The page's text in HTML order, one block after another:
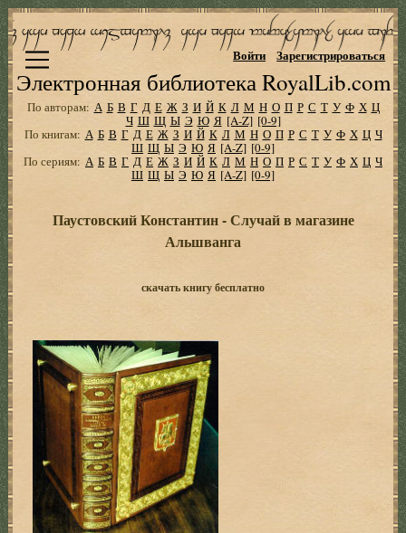
Электронная библиотека RoyalLib.com
Войти Зарегистрироваться
По авторам: А Б В Г Д Е Ж З И Й К Л М Н О П Р С Т У Ф Х Ц
Ч Ш Щ Ы Э Ю Я [A-Z] [0-9]
По книгам: А Б В Г Д Е Ж З И Й К Л М Н О П Р С Т У Ф Х Ц Ч
Ш Щ Ы Э Ю Я [A-Z] [0-9]
По сериям: А Б В Г Д Е Ж З И Й К Л М Н О П Р С Т У Ф Х Ц Ч
Ш Щ Ы Э Ю Я [A-Z] [0-9]
Паустовский Константин - Случай в магазине
Альшванга
скачать книгу бесплатно